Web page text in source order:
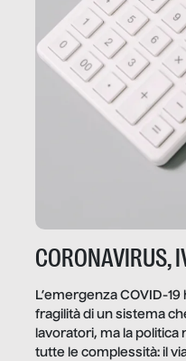
CORONAVIRUS,
L’emergenza COVID-
fragilità di un sistema
lavoratori, ma la
tutte le complessità: il